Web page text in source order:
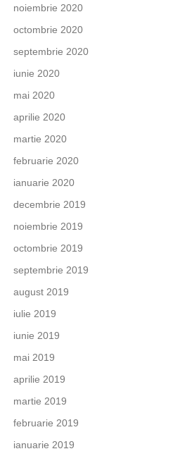
noiembrie 2020
octombrie 2020
septembrie 2020
iunie 2020
mai 2020
aprilie 2020
martie 2020
februarie 2020
ianuarie 2020
decembrie 2019
noiembrie 2019
octombrie 2019
septembrie 2019
august 2019
iulie 2019
iunie 2019
mai 2019
aprilie 2019
martie 2019
februarie 2019
ianuarie 2019